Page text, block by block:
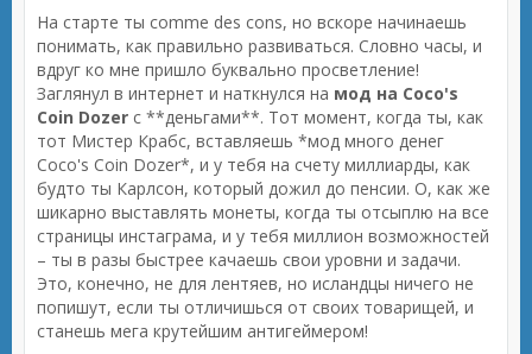
На старте ты comme des cons, но вскоре начинаешь
понимать, как правильно развиваться. Словно часы, и
вдруг ко мне пришло буквально просветление!
Заглянул в интернет и наткнулся на мод на Coco's
Coin Dozer с **деньгами**. Тот момент, когда ты, как
тот Мистер Крабс, вставляешь *мод много денег
Coco's Coin Dozer*, и у тебя на счету миллиарды, как
будто ты Карлсон, который дожил до пенсии. О, как же
шикарно выставлять монеты, когда ты отсыплю на все
страницы инстаграма, и у тебя миллион возможностей
– ты в разы быстрее качаешь свои уровни и задачи.
Это, конечно, не для лентяев, но исландцы ничего не
попишут, если ты отличишься от своих товарищей, и
станешь мега крутейшим антигеймером!